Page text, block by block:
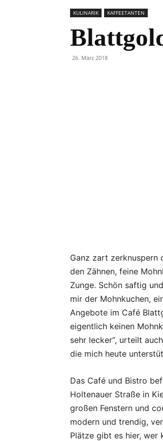
KULINARIK KAFFEETANTEN
26. März 2018
Ganz zart zerknuspern
den Zähnen, feine
Zunge. Schön saftig
mir der Mohnkuchen,
Angebote im Café
eigentlich keinen
sehr lecker“, urteilt
die mich heute
Das Café und Bistro
Holtenauer Straße in
großen Fenstern und
modern und trendig,
Plätze gibt es hier, wer